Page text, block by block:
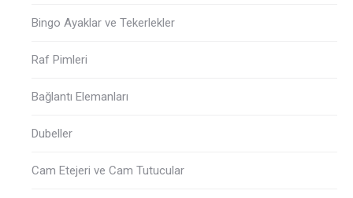
Bingo Ayaklar ve Tekerlekler
Raf Pimleri
Bağlantı Elemanları
Dubeller
Cam Etejeri ve Cam Tutucular